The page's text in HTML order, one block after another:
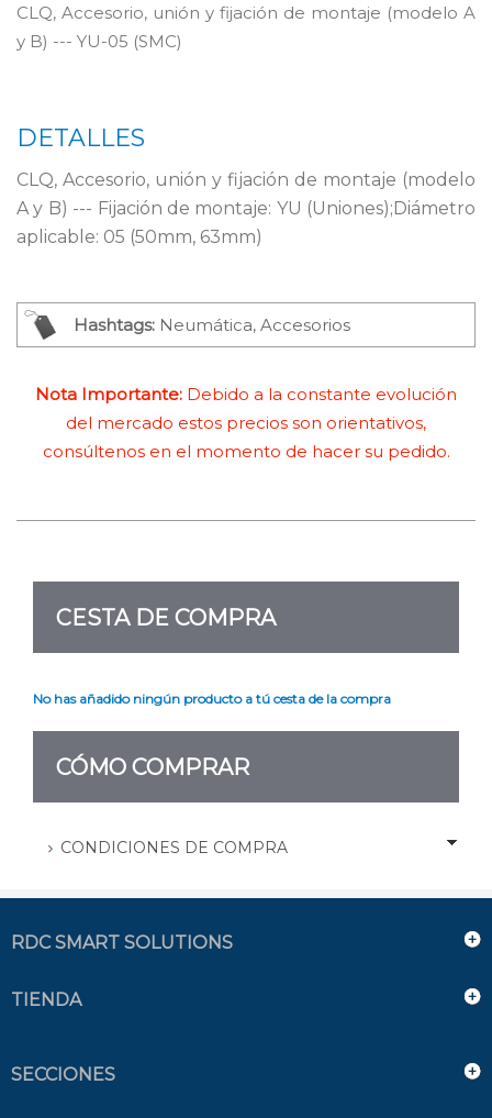
CLQ, Accesorio, unión y fijación de montaje (modelo A
y B) --- YU-05 (SMC)
DETALLES
CLQ, Accesorio, unión y fijación de montaje (modelo
A y B) --- Fijación de montaje: YU (Uniones);Diámetro
aplicable: 05 (50mm, 63mm)
Hashtags: Neumática, Accesorios
Nota Importante: Debido a la constante evolución
del mercado estos precios son orientativos,
consúltenos en el momento de hacer su pedido.
CESTA DE COMPRA
No has añadido ningún producto a tú cesta de la compra
CÓMO COMPRAR
CONDICIONES DE COMPRA
RDC SMART SOLUTIONS
TIENDA
SECCIONES